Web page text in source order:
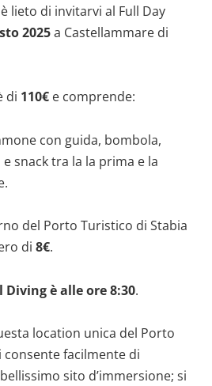
lieto di invitarvi al Full Day
2025a Castellammare di
di 110€ e comprende:
con guida, bombola,
snack tra la la prima e la
del Porto Turistico di Stabia
di8€.
è alle ore 8:30.
location unica del Porto
consente facilmente di
sito d’immersione; si